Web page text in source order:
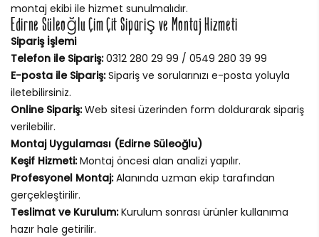
montaj ekibi ile hizmet sunulmalıdır.
Edirne Süleoğlu Çim Çit Sipariş ve Montaj Hizmeti
Sipariş İşlemi
Telefon ile Sipariş:0312 280 29 99 / 0549 280 39 99
E-posta ile Sipariş:Sipariş ve sorularınızı e-posta yoluyla
iletebilirsiniz.
Online Sipariş:Web sitesi üzerinden form doldurarak sipariş
verilebilir.
Montaj Uygulaması (Edirne Süleoğlu)
Keşif Hizmeti:Montaj öncesi alan analizi yapılır.
Profesyonel Montaj:Alanında uzman ekip tarafından
gerçekleştirilir.
Teslimat ve Kurulum:Kurulum sonrası ürünler kullanıma
hazır hale getirilir.